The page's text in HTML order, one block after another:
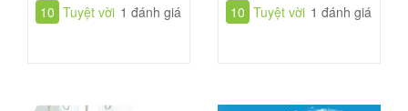
10 Tuyệt vời 1 đánh giá 10 Tuyệt vời 1 đánh giá